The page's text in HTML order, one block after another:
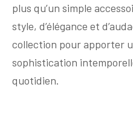
plus qu’un simple
style, d’élégance et
collection pour apporter
sophistication
quotidien.